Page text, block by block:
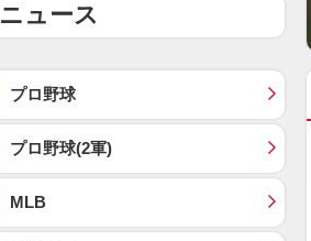
ニュース
プロ野球
プロ野球(2軍)
MLB